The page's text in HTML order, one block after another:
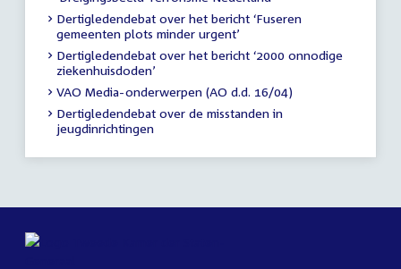
Dertigledendebat over het bericht ‘Fuseren
gemeenten plots minder urgent’
Dertigledendebat over het bericht ‘2000 onnodige
ziekenhuisdoden’
VAO Media-onderwerpen (AO d.d. 16/04)
Dertigledendebat over de misstanden in
jeugdinrichtingen